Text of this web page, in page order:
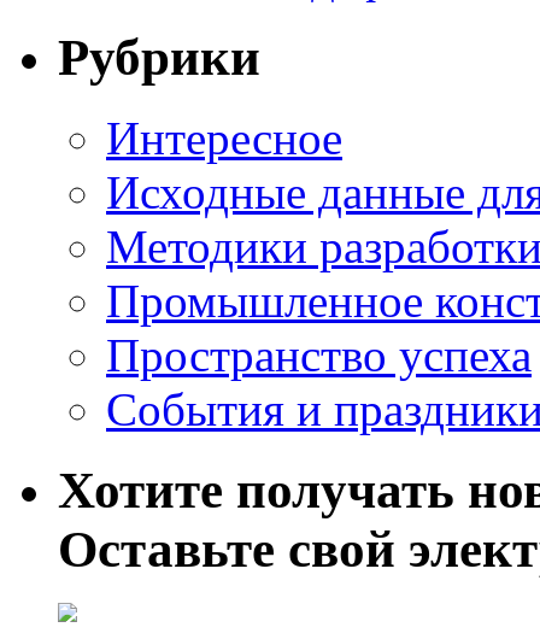
Рубрики
Интересное
Исходные данные
Методики
Промышленное
Пространство успеха
События и
Хотите получать
Оставьте свой